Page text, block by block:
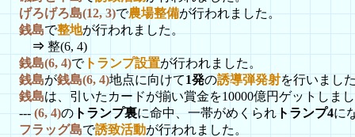
げろげろ島(12, 3)で農場整備が行われました。
銭島で整地が行われました。
⇒ 整(6, 4)
銭島(6, 4)でトランプ設置が行われました。
銭島が銭島(6, 4)地点に向けて1発の誘導弾発射を行いまし
銭島は、引いたカードが揃い賞金を10000億円ゲットしま
---(6, 4)のトランプ裏に命中、一帯がめくられトランプ4に
フラッグ島で誘致活動が行われました。